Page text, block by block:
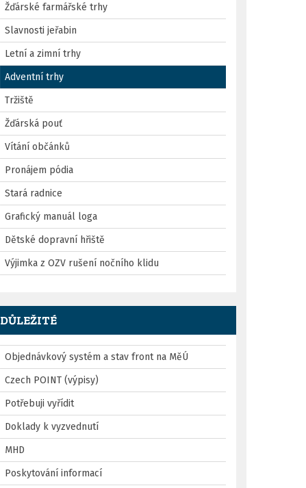
Žďárské farmářské trhy
Slavnosti jeřabin
Letní a zimní trhy
Adventní trhy
Tržiště
Žďárská pouť
Vítání občánků
Pronájem pódia
Stará radnice
Grafický manuál loga
Dětské dopravní hřiště
Výjimka z OZV rušení nočního klidu
DŮLEŽITÉ
Objednávkový systém a stav front na MěÚ
Czech POINT (výpisy)
Potřebuji vyřídit
Doklady k vyzvednutí
MHD
Poskytování informací